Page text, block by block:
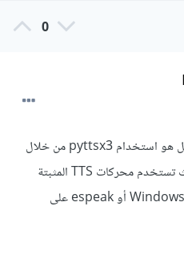
0
ستحتاج إلى مكتبة لفعل ذلك والأسهل هو استخدام pyttsx3 من خلال
بايثون وهي تعمل بدون إنترنت، حيث تستخدم محركات TTS المثبتة
مسبقًا على النظام مثل SAPI5 على Windows أو espeak على